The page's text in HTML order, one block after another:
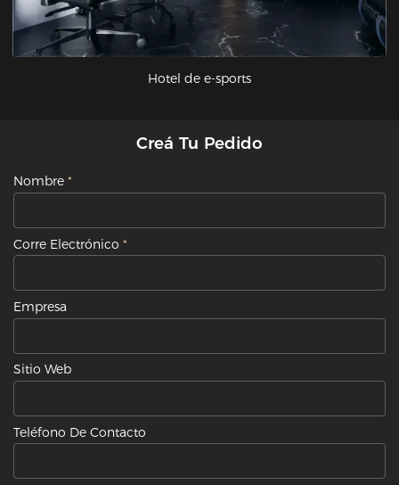
Hotel de e-sports
Creá Tu Pedido
Nombre
Corre Electrónico
Empresa
Sitio Web
Teléfono De Contacto